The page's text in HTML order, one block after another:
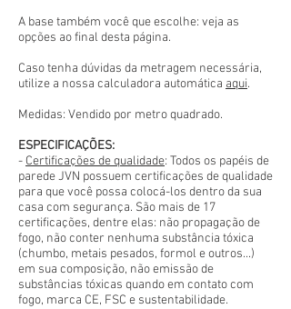
A base também você que escolhe: veja as
opções ao final desta página.
Caso tenha dúvidas da metragem necessária,
utilize a nossa calculadora automática aqui.
Medidas: Vendido por metro quadrado.
ESPECIFICAÇÕES:
- Certificações de qualidade: Todos os papéis de
parede JVN possuem certificações de qualidade
para que você possa colocá-los dentro da sua
casa com segurança. São mais de 17
certificações, dentre elas: não propagação de
fogo, não conter nenhuma substância tóxica
(chumbo, metais pesados, formol e outros...)
em sua composição, não emissão de
substâncias tóxicas quando em contato com
fogo, marca CE, FSC e sustentabilidade.